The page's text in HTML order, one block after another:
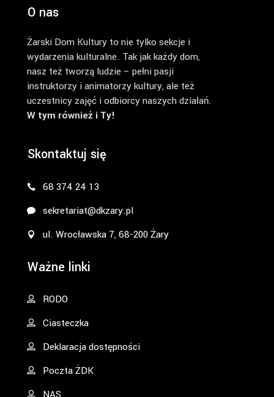
O nas
Żarski Dom Kultury to nie tylko sekcje i
wydarzenia kulturalne. Tak jak każdy dom,
nasz też tworzą ludzie – pełni pasji
instruktorzy i animatorzy kultury, ale też
uczestnicy zajęć i odbiorcy naszych działań.
W tym również i Ty!
Skontaktuj się
68 374 24 13
sekretariat@dkzary.pl
ul. Wrocławska 7, 68-200 Żary
Ważne linki
RODO
Ciasteczka
Deklaracja dostępności
Poczta ŻDK
NAS